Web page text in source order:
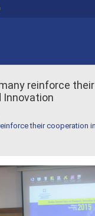
reinforce
Innovation
their cooperation